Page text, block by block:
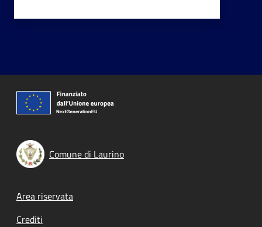
Comune di Laurino
Footer menu
Area riservata
Crediti